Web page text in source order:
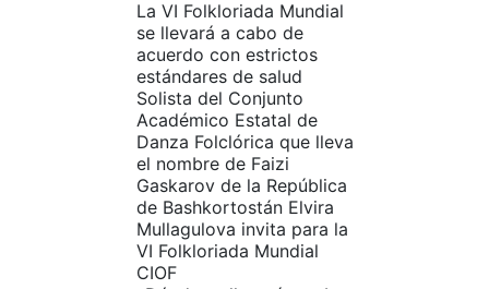
La VI Folkloriada Mundial
se llevará a cabo de
acuerdo con estrictos
estándares de salud
Solista del Conjunto
Académico Estatal de
Danza Folclórica que lleva
el nombre de Faizi
Gaskarov de la República
de Bashkortostán Elvira
Mullagulova invita para la
VI Folkloriada Mundial
CIOF